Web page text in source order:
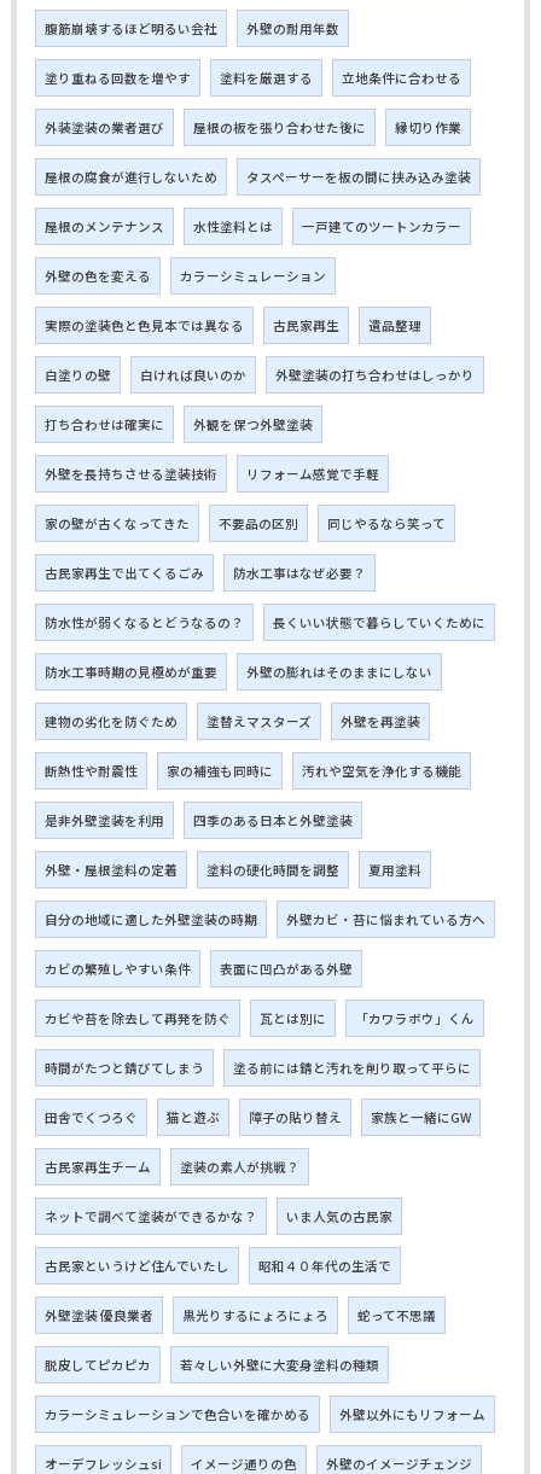
腹筋崩壊するほど明るい会社 外壁の耐用年数
塗り重ねる回数を増やす 塗料を厳選する 立地条件に合わせる
外装塗装の業者選び 屋根の板を張り合わせた後に 縁切り作業
屋根の腐食が進行しないため タスペーサーを板の間に挟み込み塗装
屋根のメンテナンス 水性塗料とは 一戸建てのツートンカラー
外壁の色を変える カラーシミュレーション
実際の塗装色と色見本では異なる 古民家再生 遺品整理
白塗りの壁 白ければ良いのか 外壁塗装の打ち合わせはしっかり
打ち合わせは確実に 外観を保つ外壁塗装
外壁を長持ちさせる塗装技術 リフォーム感覚で手軽
家の壁が古くなってきた 不要品の区別 同じやるなら笑って
古民家再生で出てくるごみ 防水工事はなぜ必要？
防水性が弱くなるとどうなるの？ 長くいい状態で暮らしていくために
防水工事時期の見極めが重要 外壁の膨れはそのままにしない
建物の劣化を防ぐため 塗替えマスターズ 外壁を再塗装
断熱性や耐震性 家の補強も同時に 汚れや空気を浄化する機能
是非外壁塗装を利用 四季のある日本と外壁塗装
外壁・屋根塗料の定着 塗料の硬化時間を調整 夏用塗料
自分の地域に適した外壁塗装の時期 外壁カビ・苔に悩まれている方へ
カビの繁殖しやすい条件 表面に凹凸がある外壁
カビや苔を除去して再発を防ぐ 瓦とは別に 「カワラボウ」くん
時間がたつと錆びてしまう 塗る前には錆と汚れを削り取って平らに
田舎でくつろぐ 猫と遊ぶ 障子の貼り替え 家族と一緒にGW
古民家再生チーム 塗装の素人が挑戦？
ネットで調べて塗装ができるかな？ いま人気の古民家
古民家というけど住んでいたし 昭和４０年代の生活で
外壁塗装 優良業者 黒光りするにょろにょろ 蛇って不思議
脱皮してピカピカ 若々しい外壁に大変身塗料の種類
カラーシミュレーションで色合いを確かめる 外壁以外にもリフォーム
オーデフレッシュsi イメージ通りの色 外壁のイメージチェンジ